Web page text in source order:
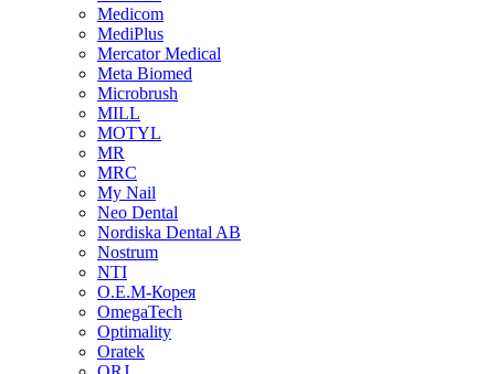
Medicom
MediPlus
Mercator Medical
Meta Biomed
Microbrush
MILL
MOTYL
MR
MRC
My Nail
Neo Dental
Nordiska Dental AB
Nostrum
NTI
O.E.M-Корея
OmegaTech
Optimality
Oratek